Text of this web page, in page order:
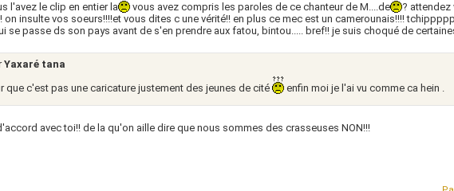
l'avez le clip en entier la vous avez compris les paroles de ce chanteur de M....de
? attendez
on insulte vos soeurs!!!!et vous dites c une vérité!! en plus ce mec est un camerounais!!!!
se passe ds son pays avant de s'en prendre aux fatou, bintou..... bref!! je suis choqué de
Yaxaré tana
que c'est pas une caricature justement des jeunes de cité
enfin moi je l'ai vu comme ca hein .
avec toi!! de la qu'on aille dire que nous sommes des crasseuses NON!!!